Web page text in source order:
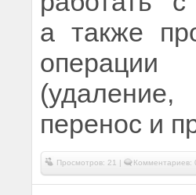
а также
(удаление,
перенос и
Просмотров: 21 | Комментариев: